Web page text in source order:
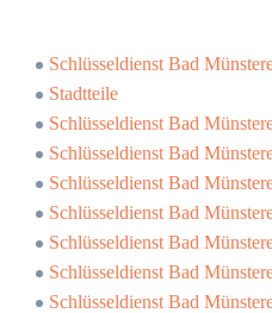
Schlüsseldienst Bad
Stadtteile
Schlüsseldienst Bad
Schlüsseldienst Bad
Schlüsseldienst Bad
Schlüsseldienst Bad
Schlüsseldienst Bad
Schlüsseldienst Bad
Schlüsseldienst Bad